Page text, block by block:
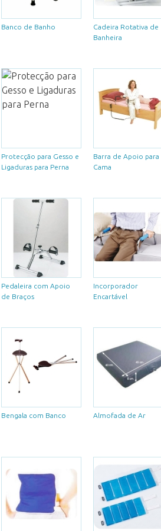
Banco de Banho
Cadeira Rotativa de
Banheira
Protecção para Gesso e
Ligaduras para Perna
Barra de Apoio para
Cama
Pedaleira com Apoio
de Braços
Incorporador
Encartável
Bengala com Banco Almofada de Ar